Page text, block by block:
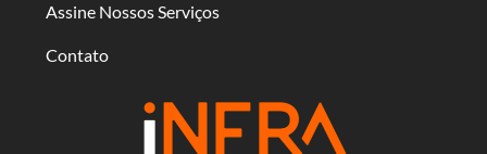
Assine Nossos Serviços
Contato